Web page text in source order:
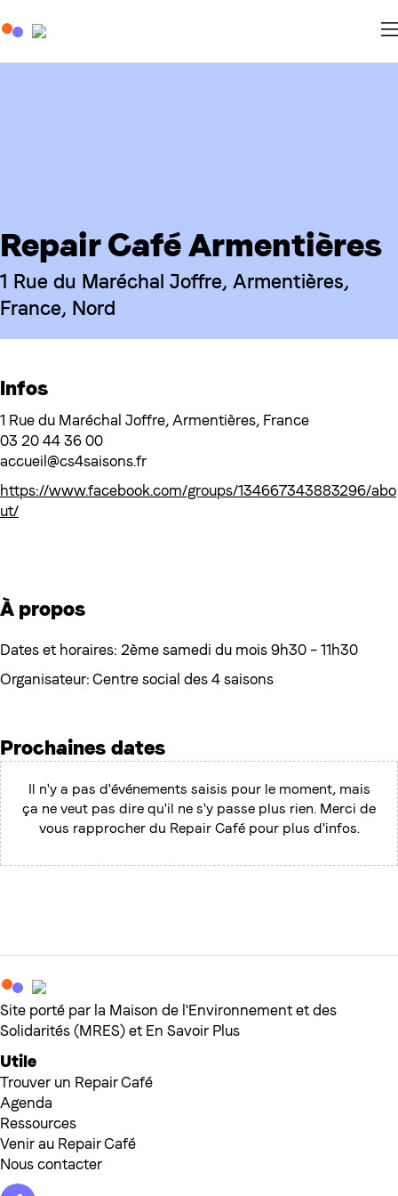
Repair Café Armentières
1 Rue du Maréchal Joffre, Armentières,
France, Nord
Infos
1 Rue du Maréchal Joffre, Armentières, France
03 20 44 36 00
accueil@cs4saisons.fr
https://www.facebook.com/groups/134667343883296/abo
ut/
À propos
Dates et horaires: 2ème samedi du mois 9h30 – 11h30
Organisateur: Centre social des 4 saisons
Prochaines dates
Il n'y a pas d'événements saisis pour le moment, mais
ça ne veut pas dire qu'il ne s'y passe plus rien. Merci de
vous rapprocher du Repair Café pour plus d'infos.
Site porté par la Maison de l'Environnement et des
Solidarités (MRES) et En Savoir Plus
Utile
Trouver un Repair Café
Agenda
Ressources
Venir au Repair Café
Nous contacter
Facebook